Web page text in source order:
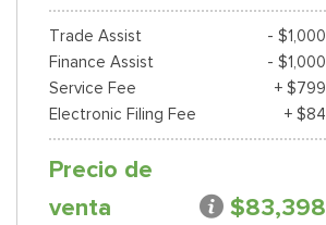
Trade Assist
- $1,000
Finance Assist
- $1,000
Service Fee
+ $799
Electronic Filing Fee
+ $84
Precio de
venta
$83,398